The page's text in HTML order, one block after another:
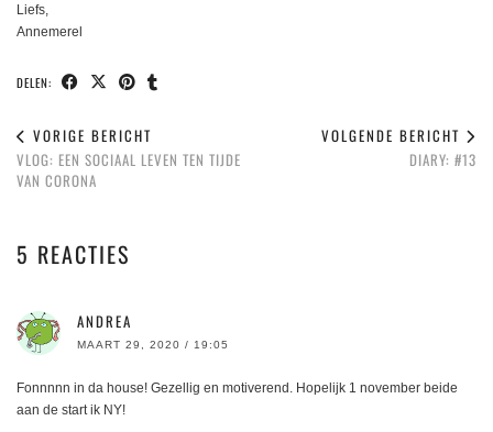
Liefs,
Annemerel
DELEN:
VORIGE BERICHT
VLOG: EEN SOCIAAL LEVEN TEN TIJDE
VAN CORONA
VOLGENDE BERICHT
DIARY: #13
5 REACTIES
ANDREA
MAART 29, 2020 / 19:05
Fonnnnn in da house! Gezellig en motiverend. Hopelijk 1 november beide
aan de start ik NY!